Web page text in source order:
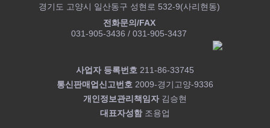
경기도 고양시 일산동구 성현로 532-9(사리현동)
전화문의/FAX
031-905-3436 / 031-905-3437
사업자 등록번호 211-86-33745
통신판매업신고번호 2009-경기고양-9336
개인정보관리책임자김승현
대표자성함조용업